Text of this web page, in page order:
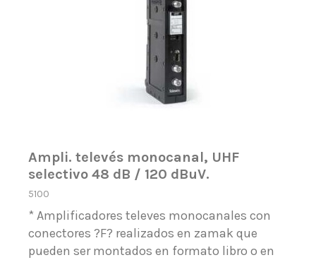
Ampli. televés monocanal, UHF
selectivo 48 dB / 120 dBuV.
5100
* Amplificadores televes monocanales con
conectores ?F? realizados en zamak que
pueden ser montados en formato libro o en